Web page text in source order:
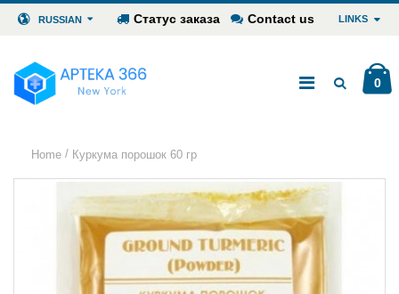
RUSSIAN Статус заказа Contact us LINKS
0
Home / Куркума порошок 60 гр